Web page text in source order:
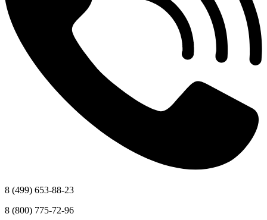
8 (499) 653-88-23
8 (800) 775-72-96